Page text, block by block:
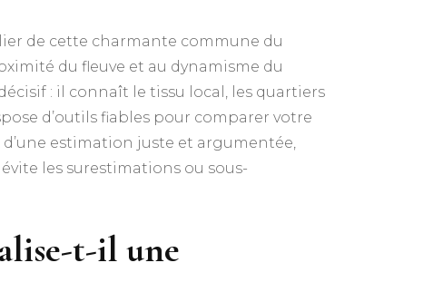
de cette charmante commune du
du fleuve et au dynamisme du
: il connaît le tissu local, les quartiers
d’outils fiables pour comparer votre
estimation juste et argumentée,
les surestimations ou sous-
t-il une